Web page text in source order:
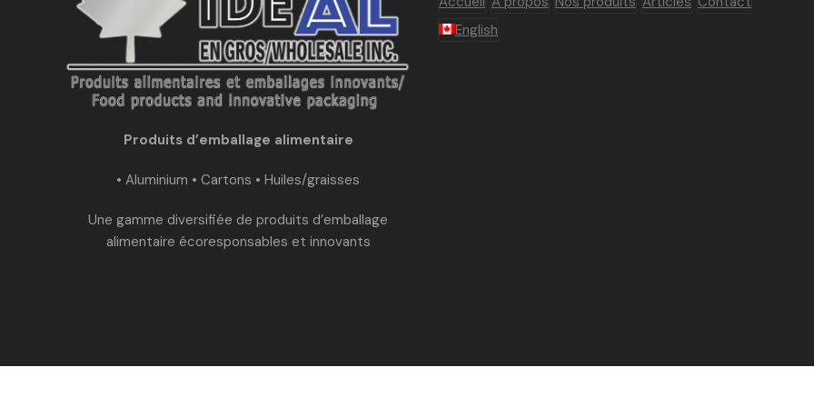
Produits d’emballage alimentaire
• Aluminium • Cartons • Huiles/graisses
Une gamme diversifiée de produits d’emballage
alimentaire écoresponsables et innovants
English